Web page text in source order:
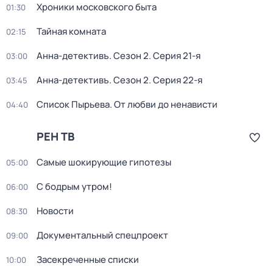
01:30 Хроники московского быта
02:15 Тайная комната
03:00 Анна-детективъ. Сезон 2. Серия 21-я
03:45 Анна-детективъ. Сезон 2. Серия 22-я
04:40 Список Пырьева. От любви до ненависти
РЕН ТВ
05:00 Самые шoкиpующие гипотезы
06:00 С бодрым утром!
08:30 Новости
09:00 Документальный спецпроект
10:00 Зacекрeченные cписки